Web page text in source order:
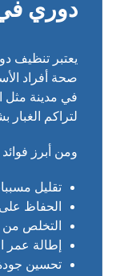
دوري
يعتبر تنظيف
صحة أفراد
في مدينة مثل
لتراكم
ومن أبرز
تقليل
الحفاظ
التخلص من
إطالة عمر
تحسين جودة